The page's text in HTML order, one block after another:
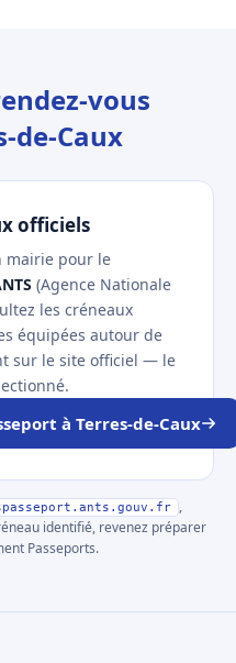
vous
de-Caux
officiels
mairie pour le
(Agence Nationale
les créneaux
équipées autour de
sur le site officiel — le
à Terres-de-Caux
,
identifié, revenez préparer
Passeports.